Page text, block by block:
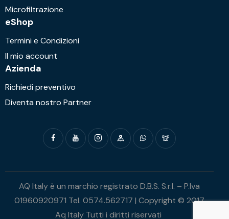
Microfiltrazione
eShop
Termini e Condizioni
Il mio account
Azienda
Richiedi preventivo
Diventa nostro Partner
AQ Italy è un marchio registrato D.B.S. S.r.l. – P.Iva
01960920971 Tel. 0574.562717 | Copyright © 2017
Aq Italy Tutti i diritti riservati